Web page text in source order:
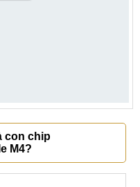
con chip
M4?